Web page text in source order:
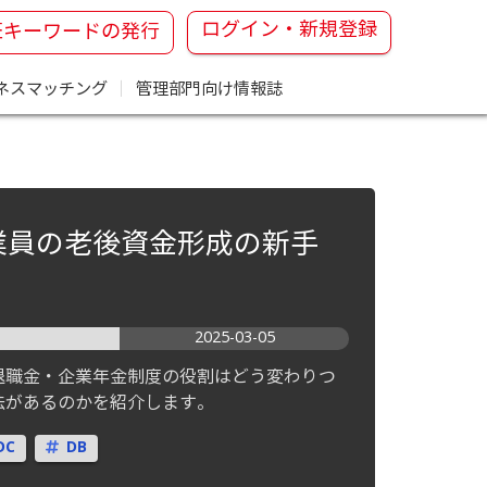
ーワードの発行 ログイン・新規登録
スマッチング 管理部門向け情報誌
の老後資金形成の新手
2025-03-05
金・企業年金制度の役割はどう変わりつ
あるのかを紹介します。
DB